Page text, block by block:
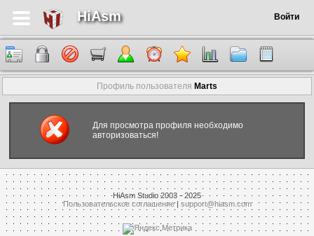
HiAsm Войти
Профиль пользователя Marts
Для просмотра профиля необходимо
авторизоваться!
HiAsm Studio 2003 - 2025
Пользовательское соглашение| support@hiasm.com